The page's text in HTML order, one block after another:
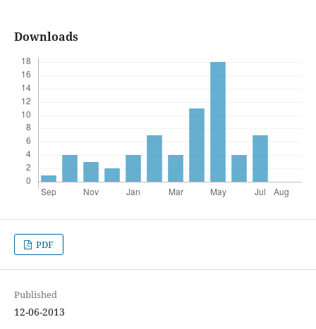
Downloads
PDF
Published
12-06-2013